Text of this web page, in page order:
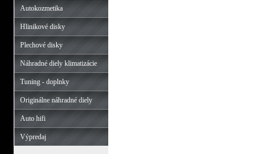
Autokozmetika
Hlinikové disky
Plechové disky
Náhradné diely klimatizácie
Tuning - doplnky
Originálne náhradné diely
Auto hifi
Výpredaj